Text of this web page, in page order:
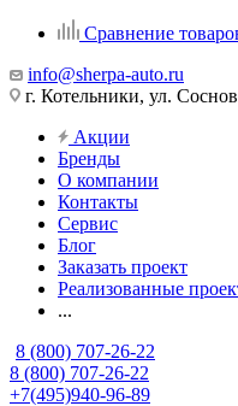
Сравнение
info@sherpa-auto.ru
г. Котельники, ул.
Акции
Бренды
О компании
Контакты
Сервис
Блог
Заказать проект
Реализованные
...
8 (800) 707-26-22
8 (800) 707-26-22
+7(495)940-96-89